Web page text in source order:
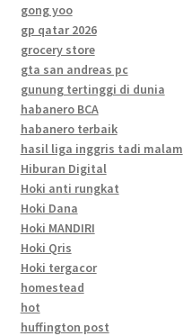
gong yoo
gp qatar 2026
grocery store
gta san andreas pc
gunung tertinggi di dunia
habanero BCA
habanero terbaik
hasil liga inggris tadi malam
Hiburan Digital
Hoki anti rungkat
Hoki Dana
Hoki MANDIRI
Hoki Qris
Hoki tergacor
homestead
hot
huffington post